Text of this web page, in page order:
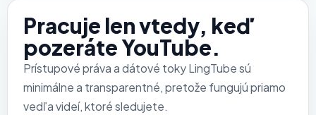
Pracuje len vtedy, keď
pozeráte YouTube.
Prístupové práva a dátové toky LingTube sú
minimálne a transparentné, pretože fungujú priamo
vedľa videí, ktoré sledujete.